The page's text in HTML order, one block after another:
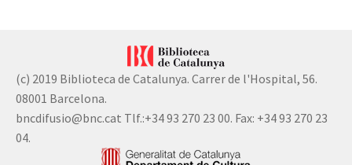
(c) 2019 Biblioteca de Catalunya. Carrer de l'Hospital, 56.
08001 Barcelona.
bncdifusio@bnc.cat Tlf.:+34 93 270 23 00. Fax: +34 93 270 23
04.